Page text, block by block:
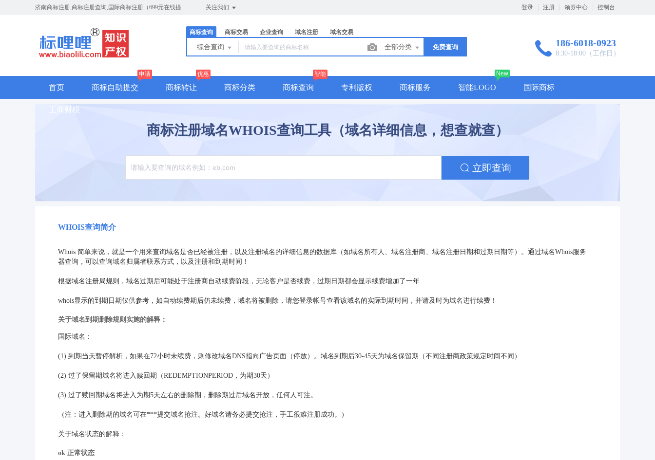
济南商标注册,商标注册查询,国际商标注册（699元在线提交） 关注我们 登录 注册 领券中心 控制台
商标查询 商标交易 企业查询 域名注册 域名交易
综合查询 全部分类 免费查询 186-6018-0923
8:30-18:00（工作日）
首页 商标自助提交
申请
商标转让
优惠
商标分类 商标查询
智能
专利版权 商标服务 智能LOGO
New
国际商标
工商财税
商标注册域名WHOIS查询工具（域名详细信息，想查就查）
立即查询
WHOIS查询简介
Whois 简单来说，就是一个用来查询域名是否已经被注册，以及注册域名的详细信息的数据库（如域名所有人、域名注册商、域名注册日期和过期日期等）。通过域名Whois服务
器查询，可以查询域名归属者联系方式，以及注册和到期时间！
根据域名注册局规则，域名过期后可能处于注册商自动续费阶段，无论客户是否续费，过期日期都会显示续费增加了一年
whois显示的到期日期仅供参考，如自动续费期后仍未续费，域名将被删除，请您登录帐号查看该域名的实际到期时间，并请及时为域名进行续费！
关于域名到期删除规则实施的解释：
国际域名：
(1) 到期当天暂停解析，如果在72小时未续费，则修改域名DNS指向广告页面（停放）。域名到期后30-45天为域名保留期（不同注册商政策规定时间不同）
(2) 过了保留期域名将进入赎回期（REDEMPTIONPERIOD，为期30天）
(3) 过了赎回期域名将进入为期5天左右的删除期，删除期过后域名开放，任何人可注。
（注：进入删除期的域名可在***提交域名抢注。好域名请务必提交抢注，手工很难注册成功。）
关于域名状态的解释：
ok 正常状态